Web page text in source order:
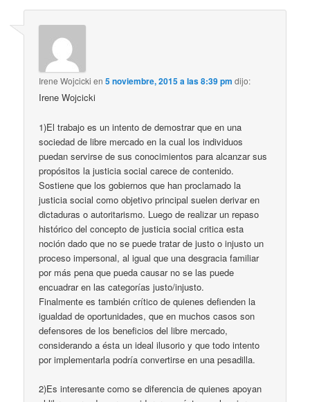
Irene Wojcicki en5 noviembre, 2015 a las 8:39 pm dijo:
Irene Wojcicki
1)El trabajo es un intento de demostrar que en una
sociedad de libre mercado en la cual los individuos
puedan servirse de sus conocimientos para alcanzar sus
propósitos la justicia social carece de contenido.
Sostiene que los gobiernos que han proclamado la
justicia social como objetivo principal suelen derivar en
dictaduras o autoritarismo. Luego de realizar un repaso
histórico del concepto de justicia social critica esta
noción dado que no se puede tratar de justo o injusto un
proceso impersonal, al igual que una desgracia familiar
por más pena que pueda causar no se las puede
encuadrar en las categorías justo/injusto.
Finalmente es también crítico de quienes defienden la
igualdad de oportunidades, que en muchos casos son
defensores de los beneficios del libre mercado,
considerando a ésta un ideal ilusorio y que todo intento
por implementarla podría convertirse en una pesadilla.
2)Es interesante como se diferencia de quienes apoyan